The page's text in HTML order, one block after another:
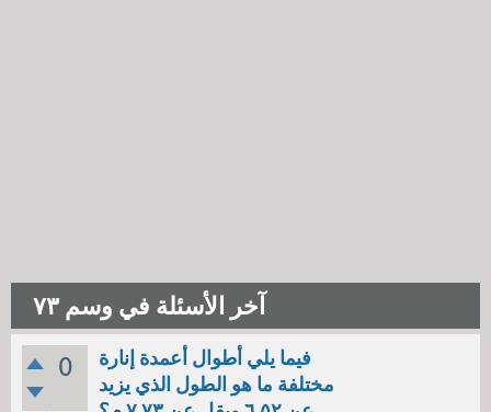
آخر الأسئلة في وسم ٧٣
0
فيما يلي أطوال أعمدة إنارة
مختلفة ما هو الطول الذي يزيد